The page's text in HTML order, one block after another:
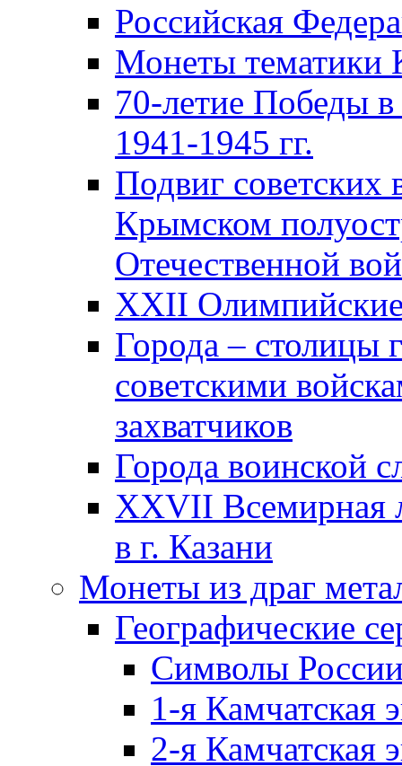
Российская
Монеты тематики
70-летие Победы
1941-1945 гг.
Подвиг советских
Крымском
Отечественной
XXII
Города – столицы
советскими
захватчиков
Города воинской
XXVII Всемирная
в г. Казани
Монеты из драг
Географические
Символы
1-я Камчатская
2-я Камчатская